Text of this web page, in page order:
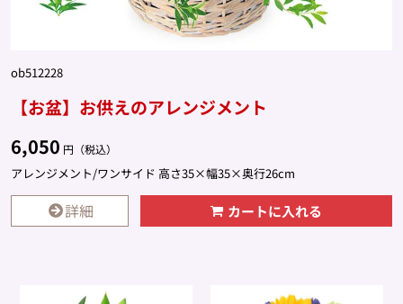
ob512228
【お盆】お供えのアレンジメント
6,050 円（税込）
アレンジメント/ワンサイド 高さ35×幅35×奥行26cm
詳細 カートに入れる